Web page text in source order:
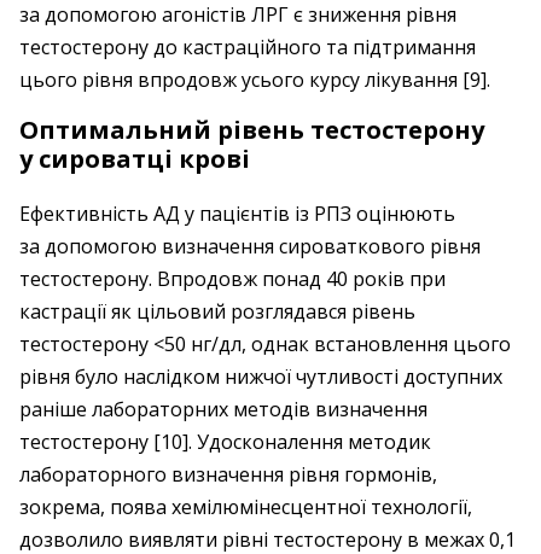
за допомогою агоністів ЛРГ є зниження рівня
тестостерону до кастраційного та підтримання
цього рівня впродовж усього курсу лікування [9].
Оптимальний рівень тестостерону
у сироватці крові
Ефективність АД у пацієнтів із РПЗ оцінюють
за допомогою визначення сироваткового рівня
тестостерону. Впродовж понад 40 років при
кастрації як цільовий розглядався рівень
тестостерону <50 нг/дл, однак встановлення цього
рівня було наслідком нижчої чутливості доступних
раніше лабораторних методів визначення
тестостерону [10]. Удосконалення методик
лабораторного визначення рівня гормонів,
зокрема, поява хемілюмінесцентної технології,
дозволило виявляти рівні тестостерону в межах 0,1